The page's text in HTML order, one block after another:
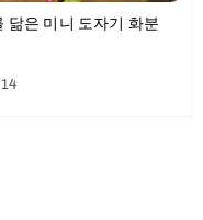
닮은 미니 도자기 화분